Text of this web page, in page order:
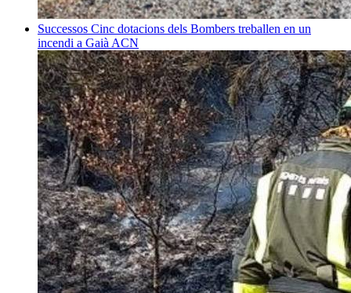
Successos Cinc dotacions dels Bombers treballen en un
incendi a Gaià ACN